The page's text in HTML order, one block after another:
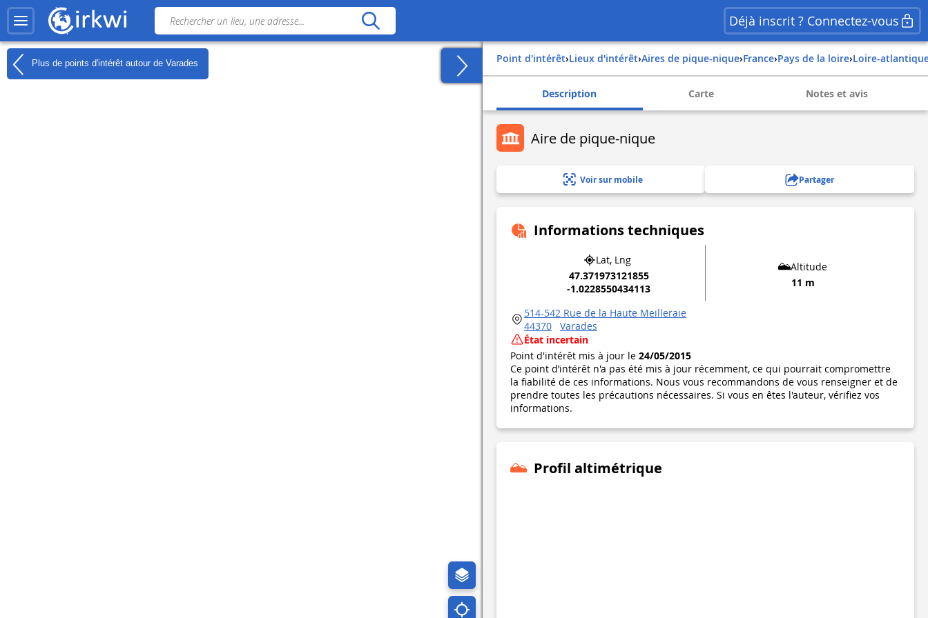
Déjà inscrit ? Connectez-vous
Plus de points d'intérêt autour de Varades Point d'intérêt› Lieux d'intérêt› Aires de pique-nique› france› pays de la loire› loire-
Description Carte Notes et avis
Aire de pique-nique
Voir sur mobile Partager
Informations techniques
Lat, Lng
47.371973121855
-1.0228550434113
Altitude
11 m
514-542 Rue de la Haute Meilleraie
44370
Varades
État incertain
Point d'intérêt mis à jour le 24/05/2015
Ce point d’intérêt n'a pas été mis à jour récemment, ce qui pourrait compromettre
la fiabilité de ces informations. Nous vous recommandons de vous renseigner et de
prendre toutes les précautions nécessaires. Si vous en êtes l'auteur, vérifiez vos
informations.
Profil altimétrique